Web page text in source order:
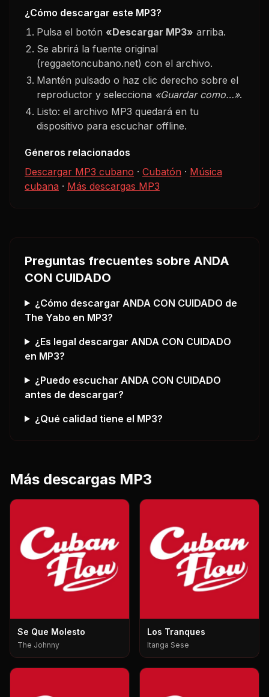
¿Cómo descargar este MP3?
Pulsa el botón «Descargar MP3» arriba.
Se abrirá la fuente original
(reggaetoncubano.net) con el archivo.
Mantén pulsado o haz clic derecho sobre el
reproductor y selecciona «Guardar como…».
Listo: el archivo MP3 quedará en tu
dispositivo para escuchar offline.
Géneros relacionados
Descargar MP3 cubano · Cubatón · Música
cubana · Más descargas MP3
Preguntas frecuentes sobre ANDA
CON CUIDADO
¿Cómo descargar ANDA CON CUIDADO de
The Yabo en MP3?
¿Es legal descargar ANDA CON CUIDADO
en MP3?
¿Puedo escuchar ANDA CON CUIDADO
antes de descargar?
¿Qué calidad tiene el MP3?
Más descargas MP3
Se Que Molesto
The Johnny
Los Tranques
Itanga Sese